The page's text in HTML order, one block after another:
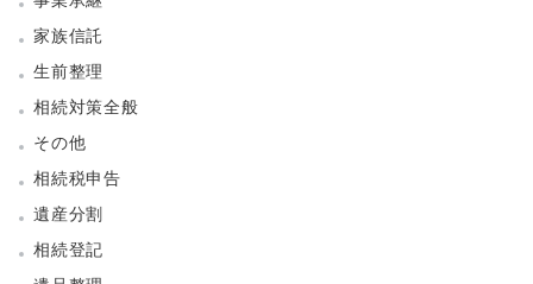
家族信託
生前整理
相続対策全般
その他
相続税申告
遺産分割
相続登記